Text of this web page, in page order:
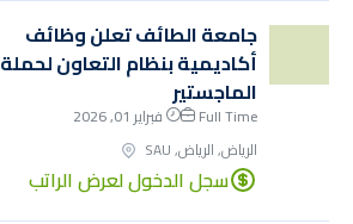
جامعة الطائف تعلن وظائف
أكاديمية بنظام التعاون لحملة
الماجستير
Full Time
فبراير 01, 2026
الرياض, الرياض, SAU
سجل الدخول لعرض الراتب